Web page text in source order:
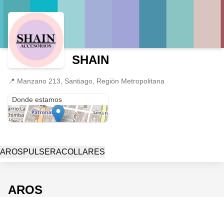
SHAIN
📍 Manzano 213, Santiago, Región Metropolitana
Donde estamos
AROSPULSERACOLLARES
AROS